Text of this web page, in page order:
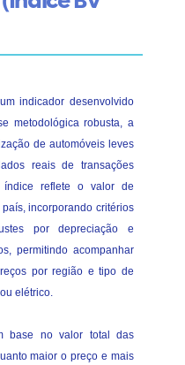
indicador desenvolvido
metodológica robusta, a
de automóveis leves
reais de transações
índice reflete o valor de
incorporando critérios
por depreciação e
permitindo acompanhar
por região e tipo de
elétrico.
base no valor total das
maior o preço e mais